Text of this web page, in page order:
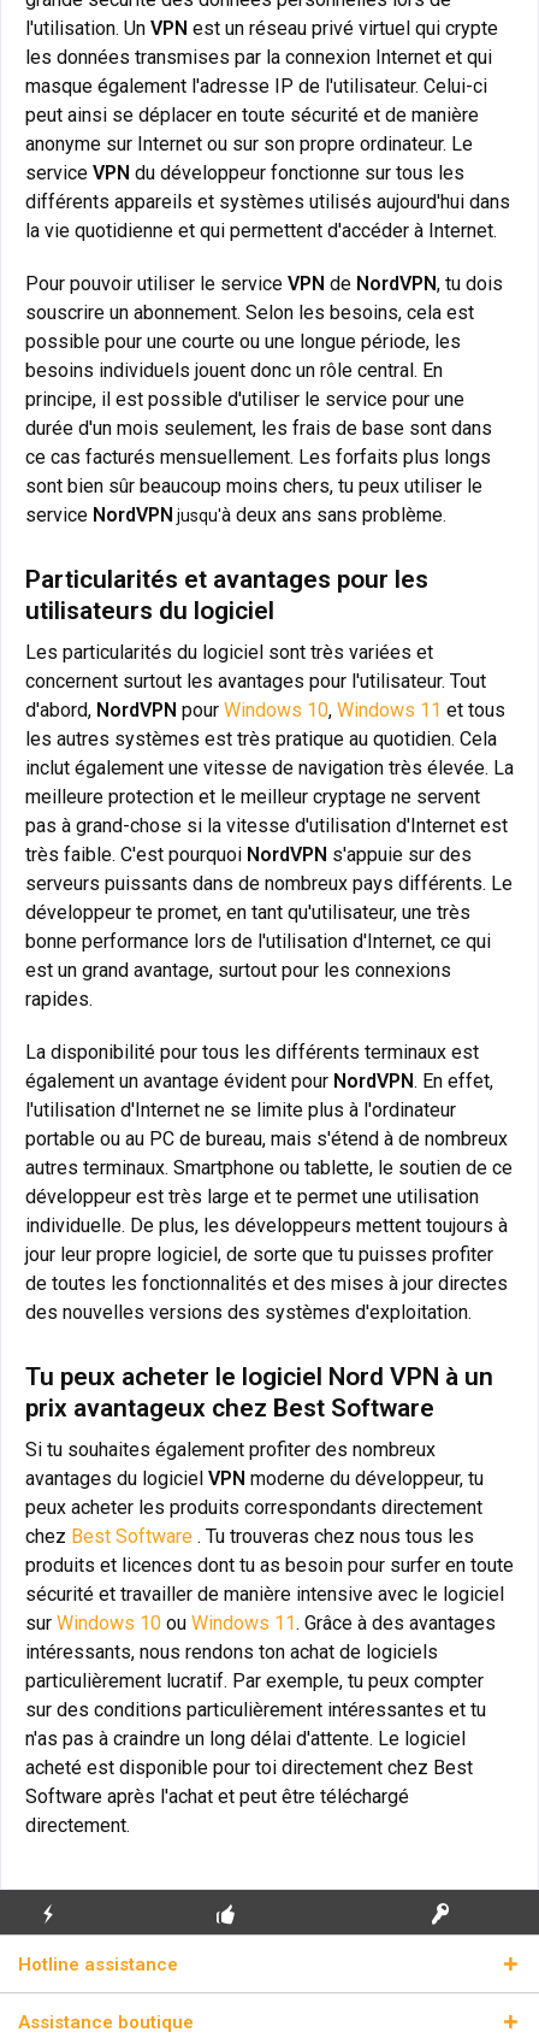
l'utilisation. Un VPN est un réseau privé virtuel qui crypte
les données transmises par la connexion Internet et qui
masque également l'adresse IP de l'utilisateur. Celui-ci
peut ainsi se déplacer en toute sécurité et de manière
anonyme sur Internet ou sur son propre ordinateur. Le
service VPN du développeur fonctionne sur tous les
différents appareils et systèmes utilisés aujourd'hui dans
la vie quotidienne et qui permettent d'accéder à Internet.
Pour pouvoir utiliser le service VPN de NordVPN, tu dois
souscrire un abonnement. Selon les besoins, cela est
possible pour une courte ou une longue période, les
besoins individuels jouent donc un rôle central. En
principe, il est possible d'utiliser le service pour une
durée d'un mois seulement, les frais de base sont dans
ce cas facturés mensuellement. Les forfaits plus longs
sont bien sûr beaucoup moins chers, tu peux utiliser le
service NordVPN jusqu'à deux ans sans problème
Particularités et avantages pour les
utilisateurs du logiciel
Les particularités du logiciel sont très variées et
concernent surtout les avantages pour l'utilisateur. Tout
d'abord, NordVPN pour Windows 10, Windows 11 et tous
les autres systèmes est très pratique au quotidien. Cela
inclut également une vitesse de navigation très élevée. La
meilleure protection et le meilleur cryptage ne servent
pas à grand-chose si la vitesse d'utilisation d'Internet est
très faible. C'est pourquoi NordVPN s'appuie sur des
serveurs puissants dans de nombreux pays différents. Le
développeur te promet, en tant qu'utilisateur, une très
bonne performance lors de l'utilisation d'Internet, ce qui
est un grand avantage, surtout pour les connexions
rapides.
La disponibilité pour tous les différents terminaux est
également un avantage évident pour NordVPN. En effet,
l'utilisation d'Internet ne se limite plus à l'ordinateur
portable ou au PC de bureau, mais s'étend à de nombreux
autres terminaux. Smartphone ou tablette, le soutien de ce
développeur est très large et te permet une utilisation
individuelle. De plus, les développeurs mettent toujours à
jour leur propre logiciel, de sorte que tu puisses profiter
de toutes les fonctionnalités et des mises à jour directes
des nouvelles versions des systèmes d'exploitation.
Tu peux acheter le logiciel Nord VPN à un
prix avantageux chez Best Software
Si tu souhaites également profiter des nombreux
avantages du logiciel VPN moderne du développeur, tu
peux acheter les produits correspondants directement
chez Best Software . Tu trouveras chez nous tous les
produits et licences dont tu as besoin pour surfer en toute
sécurité et travailler de manière intensive avec le logiciel
sur Windows 10 ou Windows 11. Grâce à des avantages
intéressants, nous rendons ton achat de logiciels
particulièrement lucratif. Par exemple, tu peux compter
sur des conditions particulièrement intéressantes et tu
n'as pas à craindre un long délai d'attente. Le logiciel
acheté est disponible pour toi directement chez Best
Software après l'achat et peut être téléchargé
directement.
ÉCLAIR
Hotline assistance
Assistance boutique